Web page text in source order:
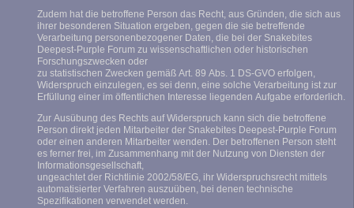
Zudem hat die betroffene Person das Recht, aus Gründen, die sich aus
ihrer besonderen Situation ergeben, gegen die sie betreffende
Verarbeitung personenbezogener Daten, die bei der Snakebites
Deepest-Purple Forum zu wissenschaftlichen oder historischen
Forschungszwecken oder
zu statistischen Zwecken gemäß Art. 89 Abs. 1 DS-GVO erfolgen,
Widerspruch einzulegen, es sei denn, eine solche Verarbeitung ist zur
Erfüllung einer im öffentlichen Interesse liegenden Aufgabe erforderlich.
Zur Ausübung des Rechts auf Widerspruch kann sich die betroffene
Person direkt jeden Mitarbeiter der Snakebites Deepest-Purple Forum
oder einen anderen Mitarbeiter wenden. Der betroffenen Person steht
es ferner frei, im Zusammenhang mit der Nutzung von Diensten der
Informationsgesellschaft,
ungeachtet der Richtlinie 2002/58/EG, ihr Widerspruchsrecht mittels
automatisierter Verfahren auszuüben, bei denen technische
Spezifikationen verwendet werden.